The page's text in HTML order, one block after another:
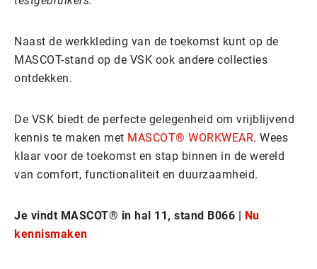
Naast de werkkleding van de toekomst kunt op de
MASCOT-stand op de VSK ook andere collecties
ontdekken.
De VSK biedt de perfecte gelegenheid om vrijblijvend
kennis te maken met MASCOT® WORKWEAR. Wees
klaar voor de toekomst en stap binnen in de wereld
van comfort, functionaliteit en duurzaamheid.
Je vindt MASCOT® in hal 11, stand B066 | Nu
kennismaken